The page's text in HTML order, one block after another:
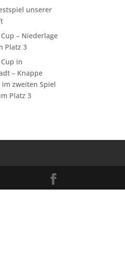
unserer
– Niederlage
Platz 3
in
– Knappe
zweiten Spiel
Platz 3